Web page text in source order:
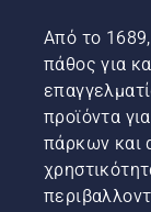
Από το
πάθος για
προϊόντα
πάρκων και